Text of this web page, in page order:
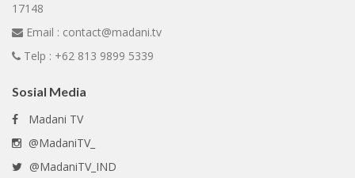
17148
Email : contact@madani.tv
Telp : +62 813 9899 5339
Sosial Media
Madani TV
@MadaniTV_
@MadaniTV_IND